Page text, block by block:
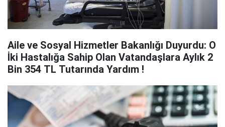
Aile ve Sosyal Hizmetler Bakanlığı Duyurdu: O
İki Hastalığa Sahip Olan Vatandaşlara Aylık 2
Bin 354 TL Tutarında Yardım !